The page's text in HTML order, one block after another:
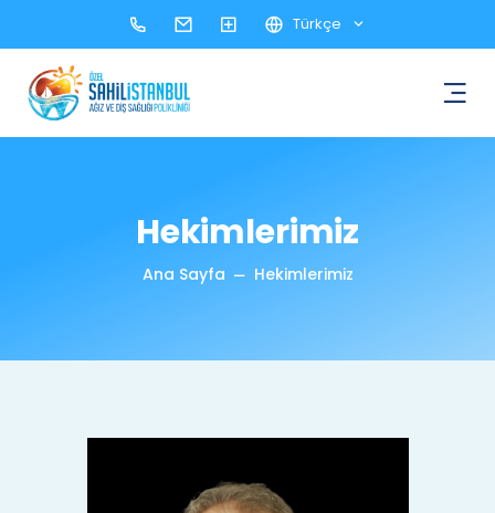
Türkçe
Hekimlerimiz
Ana Sayfa Hekimlerimiz